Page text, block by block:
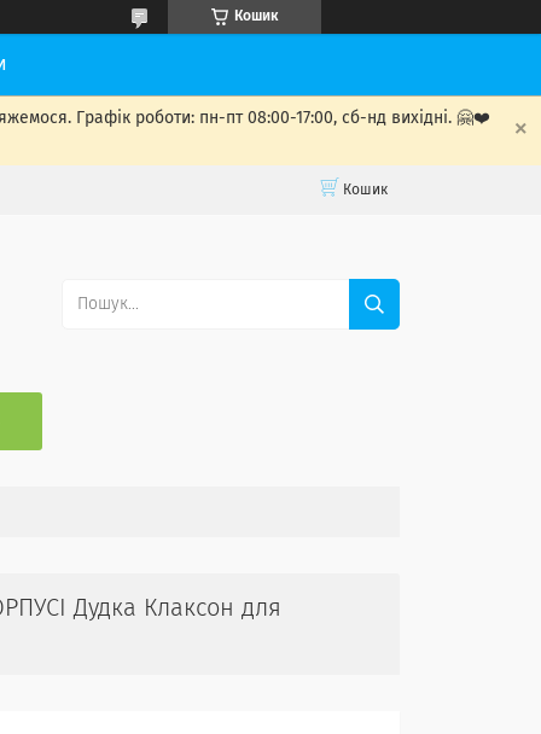
Кошик
Графік роботи: пн-пт 08:00-17:00, сб-нд вихідні. 🤗❤️
Кошик
Дудка Клаксон для